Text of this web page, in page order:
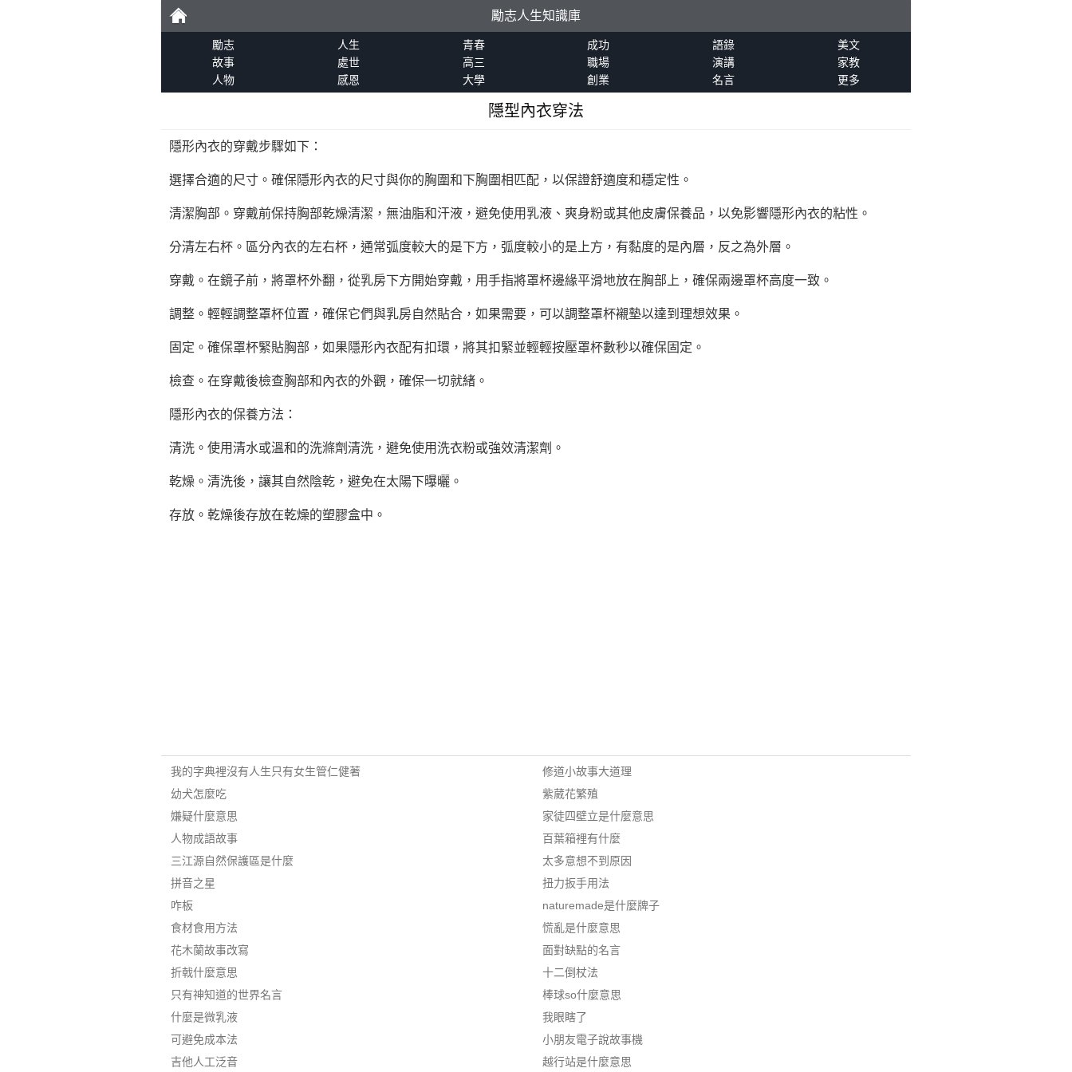
勵
勵志人生知識庫
勵志 人生 青春 成功 語錄
美文
故事
處世 高三 職場 演講
家教
人物
感恩 大學 創業 名言 更多
隱型內衣穿法
隱形內衣的穿戴步驟如下：
選擇合適的尺寸。確保隱形內衣的尺寸與你的胸圍和下胸圍相匹配，以保證舒適度和穩定性。
清潔胸部。穿戴前保持胸部乾燥清潔，無油脂和汗液，避免使用乳液、爽身粉或其他皮膚保養品，以免影響隱形內衣的粘性。
分清左右杯。區分內衣的左右杯，通常弧度較大的是下方，弧度較小的是上方，有黏度的是內層，反之為外層。
穿戴。在鏡子前，將罩杯外翻，從乳房下方開始穿戴，用手指將罩杯邊緣平滑地放在胸部上，確保兩邊罩杯高度一致。
調整。輕輕調整罩杯位置，確保它們與乳房自然貼合，如果需要，可以調整罩杯襯墊以達到理想效果。
固定。確保罩杯緊貼胸部，如果隱形內衣配有扣環，將其扣緊並輕輕按壓罩杯數秒以確保固定。
檢查。在穿戴後檢查胸部和內衣的外觀，確保一切就緒。
隱形內衣的保養方法：
清洗。使用清水或溫和的洗滌劑清洗，避免使用洗衣粉或強效清潔劑。
乾燥。清洗後，讓其自然陰乾，避免在太陽下曝曬。
存放。乾燥後存放在乾燥的塑膠盒中。
我的字典裡沒有人生只有女生管仁健著
幼犬怎麼吃
嫌疑什麼意思
人物成語故事
三江源自然保護區是什麼
拼音之星
咋板
食材食用方法
花木蘭故事改寫
折戟什麼意思
只有神知道的世界名言
什麼是微乳液
可避免成本法
吉他人工泛音
修道小故事大道理
紫葳花繁殖
家徒四壁立是什麼意思
百葉箱裡有什麼
太多意想不到原因
扭力扳手用法
naturemade是什麼牌子
慌亂是什麼意思
面對缺點的名言
十二倒杖法
棒球so什麼意思
我眼瞎了
小朋友電子說故事機
越行站是什麼意思